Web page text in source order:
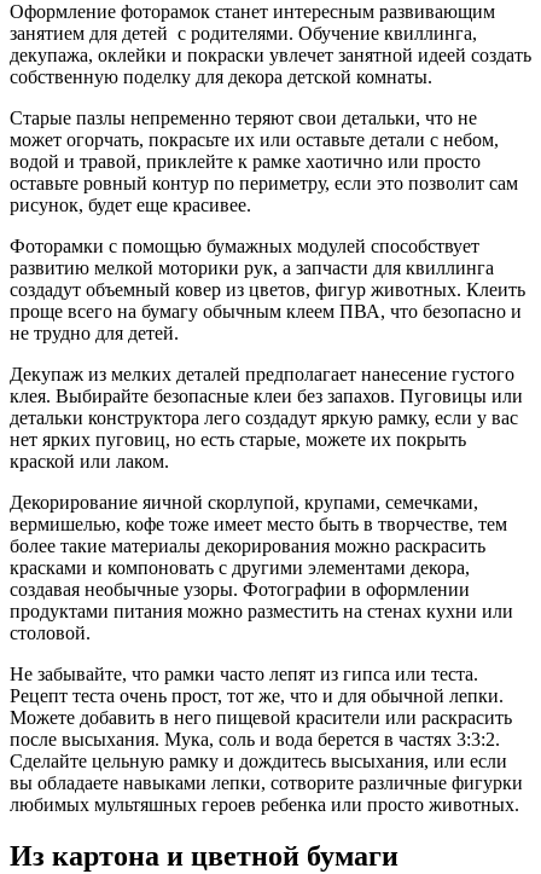
Оформление фоторамок станет интересным развивающим
занятием для детей с родителями. Обучение квиллинга,
декупажа, оклейки и покраски увлечет занятной идеей создать
собственную поделку для декора детской комнаты.
Старые пазлы непременно теряют свои детальки, что не
может огорчать, покрасьте их или оставьте детали с небом,
водой и травой, приклейте к рамке хаотично или просто
оставьте ровный контур по периметру, если это позволит сам
рисунок, будет еще красивее.
Фоторамки с помощью бумажных модулей способствует
развитию мелкой моторики рук, а запчасти для квиллинга
создадут объемный ковер из цветов, фигур животных. Клеить
проще всего на бумагу обычным клеем ПВА, что безопасно и
не трудно для детей.
Декупаж из мелких деталей предполагает нанесение густого
клея. Выбирайте безопасные клеи без запахов. Пуговицы или
детальки конструктора лего создадут яркую рамку, если у вас
нет ярких пуговиц, но есть старые, можете их покрыть
краской или лаком.
Декорирование яичной скорлупой, крупами, семечками,
вермишелью, кофе тоже имеет место быть в творчестве, тем
более такие материалы декорирования можно раскрасить
красками и компоновать с другими элементами декора,
создавая необычные узоры. Фотографии в оформлении
продуктами питания можно разместить на стенах кухни или
столовой.
Не забывайте, что рамки часто лепят из гипса или теста.
Рецепт теста очень прост, тот же, что и для обычной лепки.
Можете добавить в него пищевой красители или раскрасить
после высыхания. Мука, соль и вода берется в частях 3:3:2.
Сделайте цельную рамку и дождитесь высыхания, или если
вы обладаете навыками лепки, сотворите различные фигурки
любимых мультяшных героев ребенка или просто животных.
Из картона и цветной бумаги